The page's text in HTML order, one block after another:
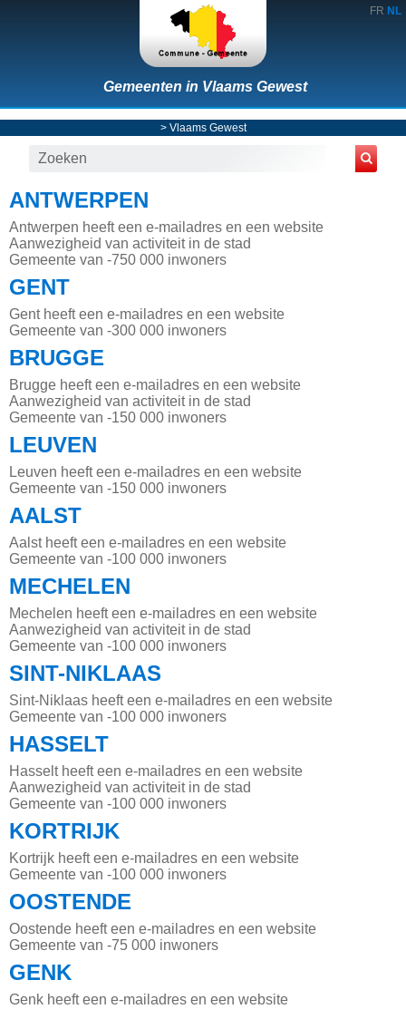
FR NL
Gemeenten in Vlaams Gewest
> Vlaams Gewest
ANTWERPEN
Antwerpen heeft een e-mailadres en een website
Aanwezigheid van activiteit in de stad
Gemeente van -750 000 inwoners
GENT
Gent heeft een e-mailadres en een website
Gemeente van -300 000 inwoners
BRUGGE
Brugge heeft een e-mailadres en een website
Aanwezigheid van activiteit in de stad
Gemeente van -150 000 inwoners
LEUVEN
Leuven heeft een e-mailadres en een website
Gemeente van -150 000 inwoners
AALST
Aalst heeft een e-mailadres en een website
Gemeente van -100 000 inwoners
MECHELEN
Mechelen heeft een e-mailadres en een website
Aanwezigheid van activiteit in de stad
Gemeente van -100 000 inwoners
SINT-NIKLAAS
Sint-Niklaas heeft een e-mailadres en een website
Gemeente van -100 000 inwoners
HASSELT
Hasselt heeft een e-mailadres en een website
Aanwezigheid van activiteit in de stad
Gemeente van -100 000 inwoners
KORTRIJK
Kortrijk heeft een e-mailadres en een website
Gemeente van -100 000 inwoners
OOSTENDE
Oostende heeft een e-mailadres en een website
Gemeente van -75 000 inwoners
GENK
Genk heeft een e-mailadres en een website